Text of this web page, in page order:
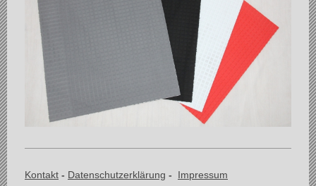
Kontakt - Datenschutzerklärung - Impressum